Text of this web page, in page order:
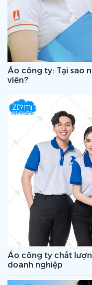
Áo công ty: Tại sao
viên?
Áo công ty chất
doanh nghiệp